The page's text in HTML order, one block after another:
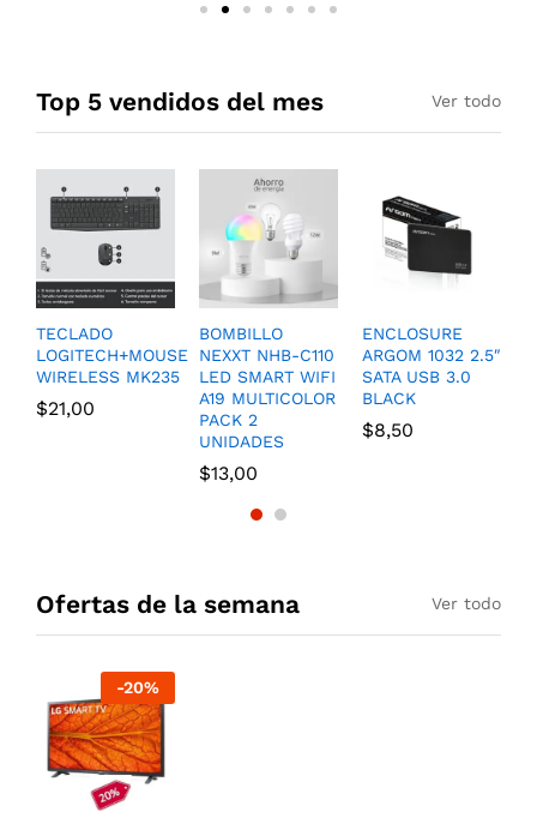
Top 5 vendidos del mes Ver todo
TECLADO
LOGITECH+MOUSE
WIRELESS MK235
$21,00
BOMBILLO
NEXXT NHB-C110
LED SMART WIFI
A19 MULTICOLOR
PACK 2
UNIDADES
$13,00
ENCLOSURE
ARGOM 1032 2.5″
SATA USB 3.0
BLACK
$8,50
Ofertas de la semana Ver todo
-20%